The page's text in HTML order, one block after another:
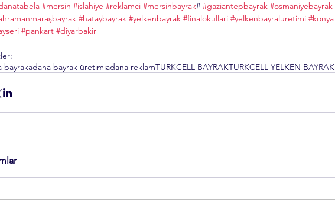
#mersin #islahiye #reklamci #mersinbayrak# #gaziantepbayrak #osmaniyebayrak
#hataybayrak #yelkenbayrak #finalokullari #yelkenbayraluretimi #konya
#pankart #diyarbakir
bayrakadana bayrak üretimiadana reklamTURKCELL BAYRAKTURKCELL YELKEN BAYRAK